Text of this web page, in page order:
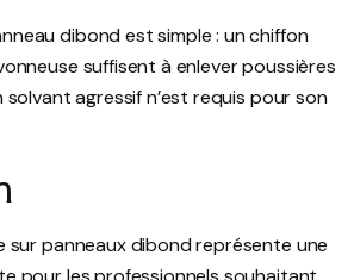
dibond est simple : un chiffon
suffisent à enlever poussières
solvant agressif n’est requis pour son
sur panneaux dibond représente une